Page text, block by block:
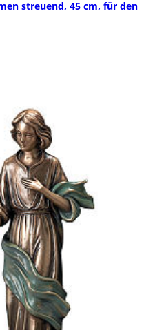
streuend, 45 cm, für den